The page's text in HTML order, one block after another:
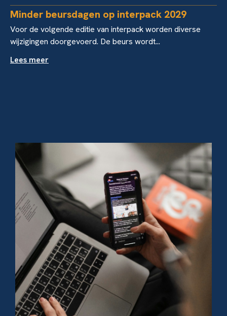
Minder beursdagen op interpack 2029
Voor de volgende editie van interpack worden diverse
wijzigingen doorgevoerd. De beurs wordt...
Lees meer